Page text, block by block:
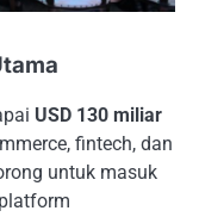
USD 130 miliar
fintech, dan
untuk masuk